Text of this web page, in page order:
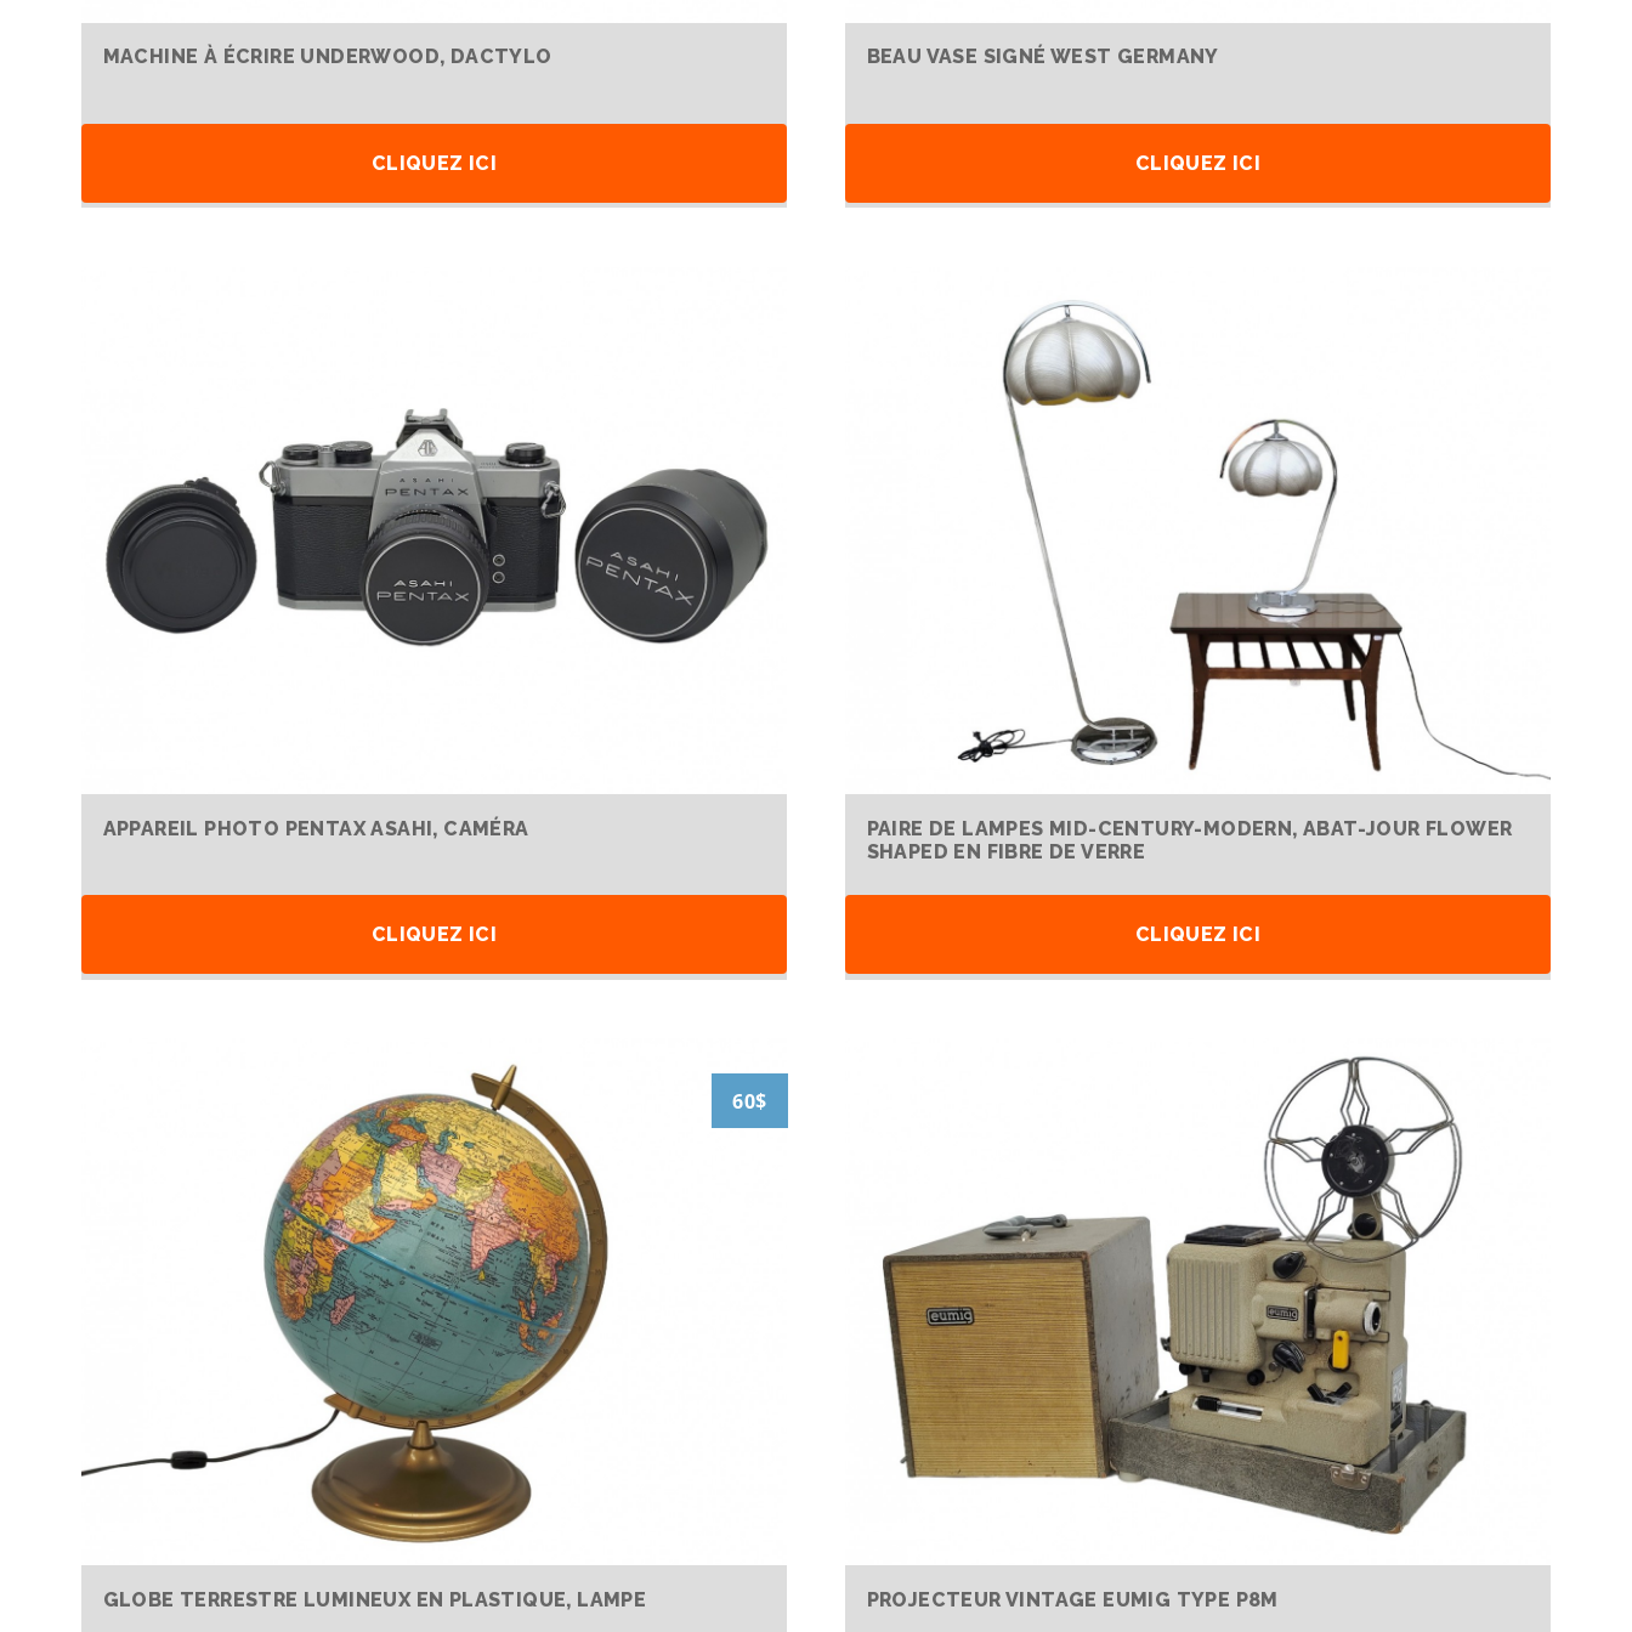
MACHINE À ÉCRIRE UNDERWOOD, DACTYLO
CLIQUEZ ICI
BEAU VASE SIGNÉ WEST GERMANY
CLIQUEZ ICI
APPAREIL PHOTO PENTAX ASAHI, CAMÉRA
CLIQUEZ ICI
PAIRE DE LAMPES MID-CENTURY-MODERN, ABAT-JOUR FLOWER
SHAPED EN FIBRE DE VERRE
CLIQUEZ ICI
60$
GLOBE TERRESTRE LUMINEUX EN PLASTIQUE, LAMPE PROJECTEUR VINTAGE EUMIG TYPE P8M